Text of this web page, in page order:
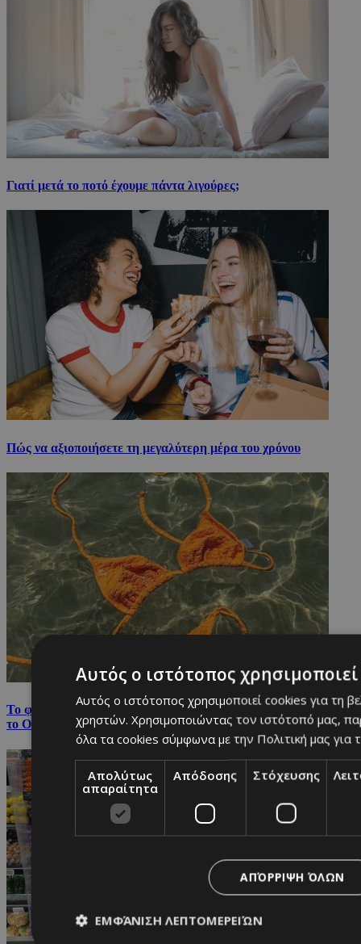
Γιατί μετά το ποτό έχουμε πάντα λιγούρες;
Πώς να αξιοποιήσετε τη μεγαλύτερη μέρα του χρόνου
Το φυσικό συστατικό που υπόσχεται τα ίδια αποτελέσματα με
το Ozempic
Αυτός ο ιστότοπος
Αυτός ο ιστότοπος χρησιμοποιεί cookies για τη
χρηστών. Χρησιμοποιώντας τον ιστότοπό μας,
όλα τα cookies σύμφωνα με την Πολιτική μας για
Απολύτως
απαραίτητα
Απόδοσης Στόχευσης
ΑΠΌΡΡΙΨΗ ΌΛΩΝ
ΕΜΦΆΝΙΣΗ ΛΕΠΤΟΜΕΡΕΙΏΝ